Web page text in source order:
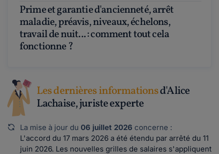
Prime et garantie d'ancienneté, arrêt
maladie, préavis, niveaux, échelons,
travail de nuit... : comment tout cela
fonctionne ?
Les dernières informationsd'Alice
Lachaise, juriste experte
La mise à jour du 06 juillet 2026 concerne :
L'accord du 17 mars 2026 a été étendu par arrêté du 11
juin 2026. Les nouvelles grilles de salaires s'appliquent